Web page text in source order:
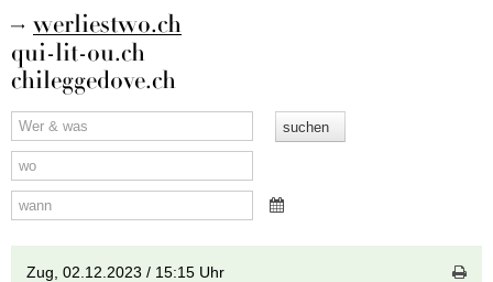
werliestwo.ch
qui-lit-ou.ch
chileggedove.ch
Zug,02.12.2023 / 15:15 Uhr